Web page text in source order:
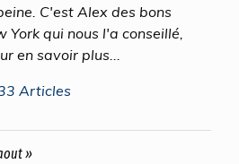
C'est Alex des bons
York qui nous l'a conseillé,
en savoir plus...
Articles
»